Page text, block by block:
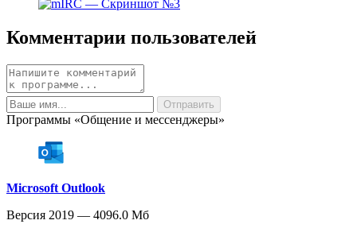
Комментарии пользователей
Программы «Общение и мессенджеры»
Microsoft Outlook
Версия 2019 — 4096.0 Мб